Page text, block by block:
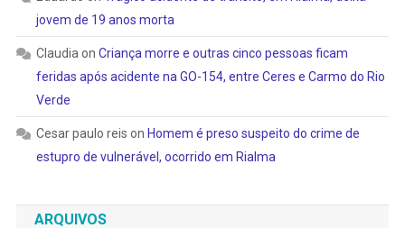
jovem de 19 anos morta
Claudiaon Criança morre e outras cinco pessoas ficam
feridas após acidente na GO-154, entre Ceres e Carmo do Rio
Verde
Cesar paulo reis on Homem é preso suspeito do crime de
estupro de vulnerável, ocorrido em Rialma
ARQUIVOS